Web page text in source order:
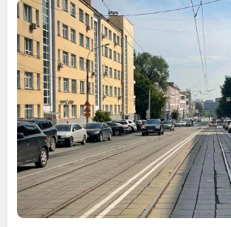
85 1
13 Обсудить 93